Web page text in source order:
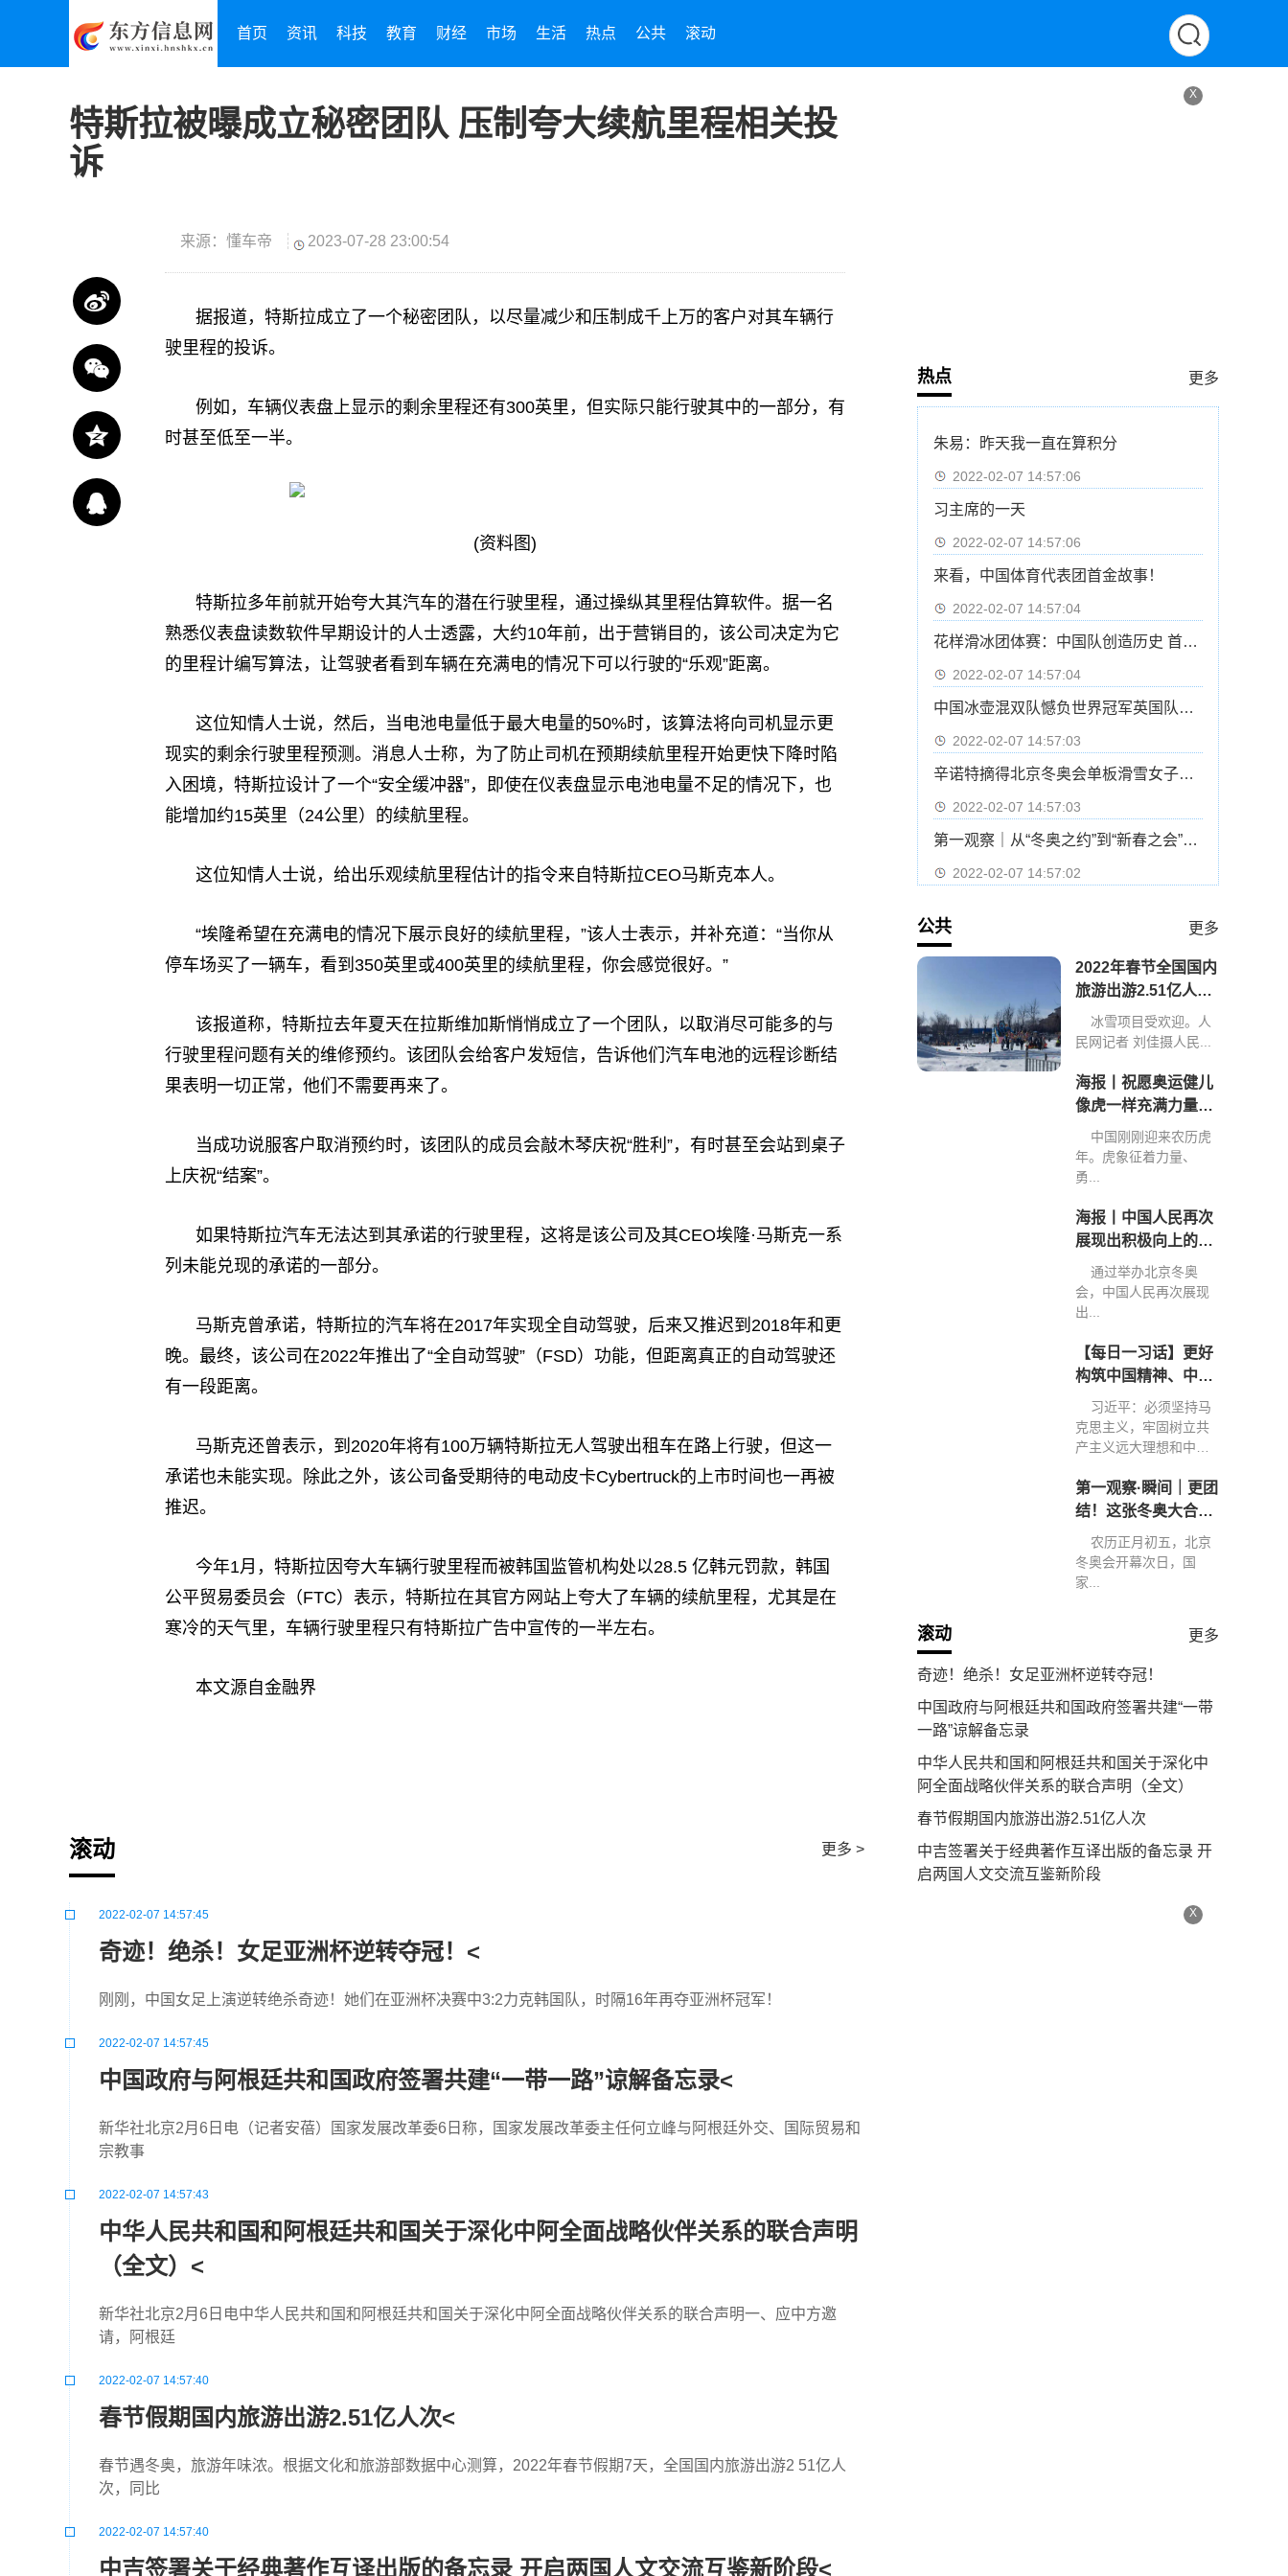
首页 资讯 科技 教育 财经 市场 生活 热点 公共 滚动
特斯拉被曝成立秘密团队 压制夸大续航里程相关投
诉
来源：懂车帝 2023-07-28 23:00:54
据报道，特斯拉成立了一个秘密团队，以尽量减少和压制成千上万的客户对其车辆行
驶里程的投诉。
例如，车辆仪表盘上显示的剩余里程还有300英里，但实际只能行驶其中的一部分，有
时甚至低至一半。
(资料图)
特斯拉多年前就开始夸大其汽车的潜在行驶里程，通过操纵其里程估算软件。据一名
熟悉仪表盘读数软件早期设计的人士透露，大约10年前，出于营销目的，该公司决定为它
的里程计编写算法，让驾驶者看到车辆在充满电的情况下可以行驶的“乐观”距离。
这位知情人士说，然后，当电池电量低于最大电量的50%时，该算法将向司机显示更
现实的剩余行驶里程预测。消息人士称，为了防止司机在预期续航里程开始更快下降时陷
入困境，特斯拉设计了一个“安全缓冲器”，即使在仪表盘显示电池电量不足的情况下，也
能增加约15英里（24公里）的续航里程。
这位知情人士说，给出乐观续航里程估计的指令来自特斯拉CEO马斯克本人。
“埃隆希望在充满电的情况下展示良好的续航里程，”该人士表示，并补充道：“当你从
停车场买了一辆车，看到350英里或400英里的续航里程，你会感觉很好。”
该报道称，特斯拉去年夏天在拉斯维加斯悄悄成立了一个团队，以取消尽可能多的与
行驶里程问题有关的维修预约。该团队会给客户发短信，告诉他们汽车电池的远程诊断结
果表明一切正常，他们不需要再来了。
当成功说服客户取消预约时，该团队的成员会敲木琴庆祝“胜利”，有时甚至会站到桌子
上庆祝“结案”。
如果特斯拉汽车无法达到其承诺的行驶里程，这将是该公司及其CEO埃隆·马斯克一系
列未能兑现的承诺的一部分。
马斯克曾承诺，特斯拉的汽车将在2017年实现全自动驾驶，后来又推迟到2018年和更
晚。最终，该公司在2022年推出了“全自动驾驶”（FSD）功能，但距离真正的自动驾驶还
有一段距离。
马斯克还曾表示，到2020年将有100万辆特斯拉无人驾驶出租车在路上行驶，但这一
承诺也未能实现。除此之外，该公司备受期待的电动皮卡Cybertruck的上市时间也一再被
推迟。
今年1月，特斯拉因夸大车辆行驶里程而被韩国监管机构处以28.5 亿韩元罚款，韩国
公平贸易委员会（FTC）表示，特斯拉在其官方网站上夸大了车辆的续航里程，尤其是在
寒冷的天气里，车辆行驶里程只有特斯拉广告中宣传的一半左右。
本文源自金融界
滚动 更多 >
2022-02-07 14:57:45
奇迹！绝杀！女足亚洲杯逆转夺冠！<
刚刚，中国女足上演逆转绝杀奇迹！她们在亚洲杯决赛中3:2力克韩国队，时隔16年再夺亚洲杯冠军！
2022-02-07 14:57:45
中国政府与阿根廷共和国政府签署共建“一带一路”谅解备忘录<
新华社北京2月6日电（记者安蓓）国家发展改革委6日称，国家发展改革委主任何立峰与阿根廷外交、国际贸易和
宗教事
2022-02-07 14:57:43
中华人民共和国和阿根廷共和国关于深化中阿全面战略伙伴关系的联合声明
（全文）<
新华社北京2月6日电中华人民共和国和阿根廷共和国关于深化中阿全面战略伙伴关系的联合声明一、应中方邀
请，阿根廷
2022-02-07 14:57:40
春节假期国内旅游出游2.51亿人次<
春节遇冬奥，旅游年味浓。根据文化和旅游部数据中心测算，2022年春节假期7天，全国国内旅游出游2 51亿人
次，同比
2022-02-07 14:57:40
中吉签署关于经典著作互译出版的备忘录 开启两国人文交流互鉴新阶段<
X
热点 更多
朱易：昨天我一直在算积分
2022-02-07 14:57:06
习主席的一天
2022-02-07 14:57:06
来看，中国体育代表团首金故事！
2022-02-07 14:57:04
花样滑冰团体赛：中国队创造历史 首次晋级自由滑
2022-02-07 14:57:04
中国冰壶混双队憾负世界冠军英国队基本无缘四强
2022-02-07 14:57:03
辛诺特摘得北京冬奥会单板滑雪女子坡面障碍技巧冠军
2022-02-07 14:57:03
第一观察｜从“冬奥之约”到“新春之会”：中俄元首会晤的三重意涵
2022-02-07 14:57:02
公共 更多
2022年春节全国国内
旅游出游2.51亿人次
旅游收入2891.98亿
元
冰雪项目受欢迎。人
民网记者 刘佳摄人民...
海报丨祝愿奥运健儿
像虎一样充满力量、
创造佳绩
中国刚刚迎来农历虎
年。虎象征着力量、
勇...
海报丨中国人民再次
展现出积极向上的精
神和力量
通过举办北京冬奥
会，中国人民再次展现
出...
【每日一习话】更好
构筑中国精神、中国
价值、中国力量
习近平：必须坚持马
克思主义，牢固树立共
产主义远大理想和中国
第一观察·瞬间｜更团
结！这张冬奥大合影
弥足珍贵
农历正月初五，北京
冬奥会开幕次日，国
家...
滚动 更多
奇迹！绝杀！女足亚洲杯逆转夺冠！
中国政府与阿根廷共和国政府签署共建“一带
一路”谅解备忘录
中华人民共和国和阿根廷共和国关于深化中
阿全面战略伙伴关系的联合声明（全文）
春节假期国内旅游出游2.51亿人次
中吉签署关于经典著作互译出版的备忘录 开
启两国人文交流互鉴新阶段
X